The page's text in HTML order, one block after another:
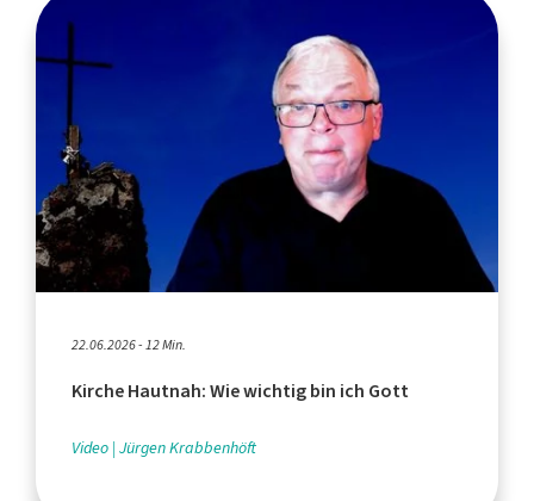
22.06.2026 - 12 Min.
Kirche Hautnah: Wie wichtig bin ich Gott
Video Jürgen Krabbenhöft